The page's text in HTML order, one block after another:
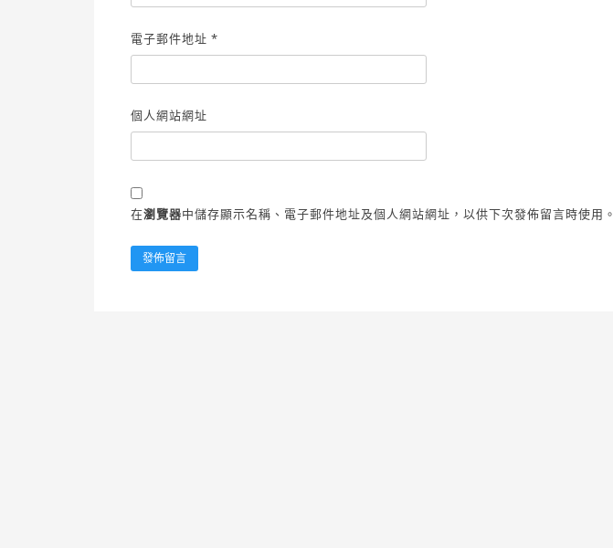
電子郵件地址*
個人網站網址
在瀏覽器中儲存顯示名稱、電子郵件地址及個人網站網址，以供下次發佈留言時使用。